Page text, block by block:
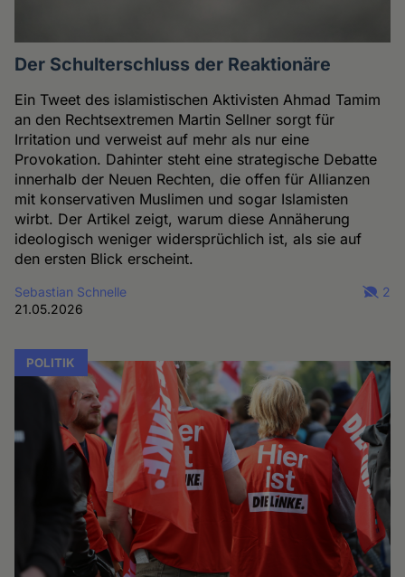
Der Schulterschluss der Reaktionäre
Ein Tweet des islamistischen Aktivisten Ahmad Tamim
an den Rechtsextremen Martin Sellner sorgt für
Irritation und verweist auf mehr als nur eine
Provokation. Dahinter steht eine strategische Debatte
innerhalb der Neuen Rechten, die offen für Allianzen
mit konservativen Muslimen und sogar Islamisten
wirbt. Der Artikel zeigt, warum diese Annäherung
ideologisch weniger widersprüchlich ist, als sie auf
den ersten Blick erscheint.
Sebastian Schnelle
21.05.2026
2
POLITIK